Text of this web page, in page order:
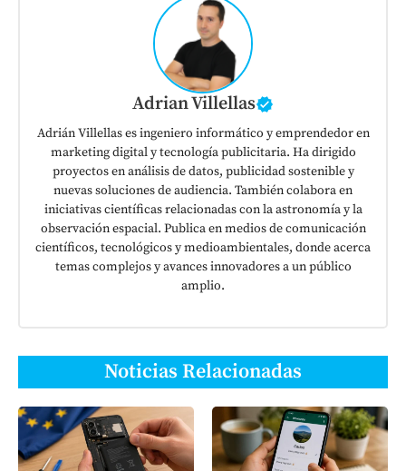
Adrian Villellas
Adrián Villellas es ingeniero informático y emprendedor en
marketing digital y tecnología publicitaria. Ha dirigido
proyectos en análisis de datos, publicidad sostenible y
nuevas soluciones de audiencia. También colabora en
iniciativas científicas relacionadas con la astronomía y la
observación espacial. Publica en medios de comunicación
científicos, tecnológicos y medioambientales, donde acerca
temas complejos y avances innovadores a un público
amplio.
Noticias Relacionadas